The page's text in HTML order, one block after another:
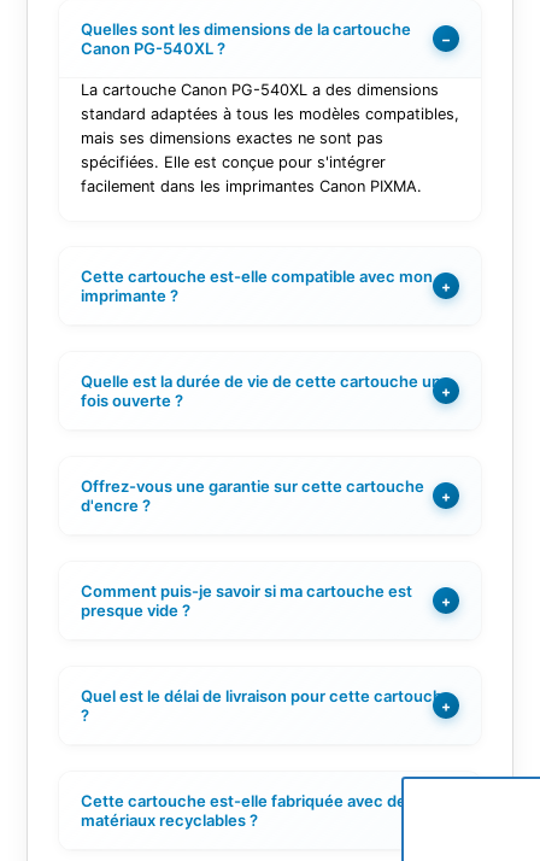
Quelles sont les dimensions de la cartouche
Canon PG-540XL ?
−
La cartouche Canon PG-540XL a des dimensions
standard adaptées à tous les modèles compatibles,
mais ses dimensions exactes ne sont pas
spécifiées. Elle est conçue pour s'intégrer
facilement dans les imprimantes Canon PIXMA.
Cette cartouche est-elle compatible avec mon
imprimante ?
+
Quelle est la durée de vie de cette cartouche une
fois ouverte ?
+
Offrez-vous une garantie sur cette cartouche
d'encre ?
+
Comment puis-je savoir si ma cartouche est
presque vide ?
+
Quel est le délai de livraison pour cette cartouche
?
+
Cette cartouche est-elle fabriquée avec des
matériaux recyclables ?